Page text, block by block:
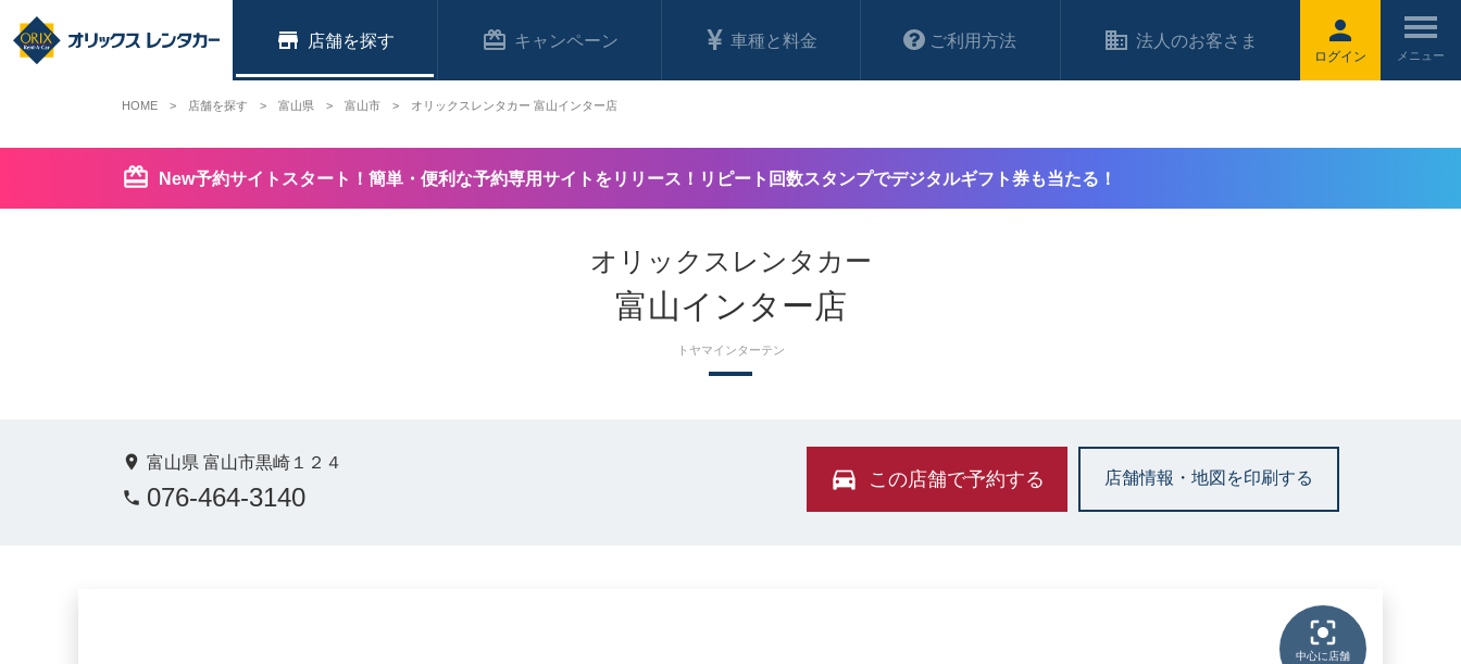
ログイン
店舗 キャンペーン 車種と料金 ご利用方法 法人のお客さま
New予約サイトスタート！簡単・便利な予約専用サイトをリリース！リピート回数スタンプでデジタルギフト券も当たる！
オリックスレンタカー
富山インター店
トヤマインターテン
富山県 富山市黒崎１２４
076-464-3140
この店舗で予約する 店舗情報・地図を印刷する
中心に店舗
HOME 店舗を探す 富山県 富山市 オリックスレンタカー 富山インター店